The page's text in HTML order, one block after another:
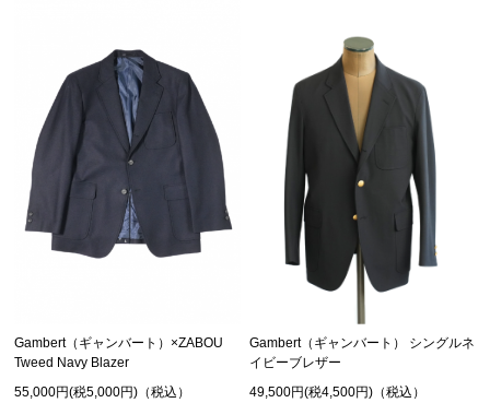
Gambert（ギャンバート）×ZABOU
Tweed Navy Blazer
55,000円(税5,000円)（税込）
Gambert（ギャンバート） シングルネ
イビーブレザー
49,500円(税4,500円)（税込）